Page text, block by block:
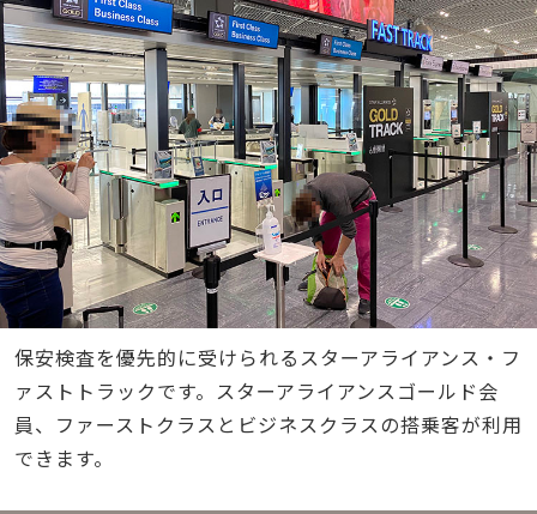
保安検査を優先的に受けられるスターアライアンス・フ
ァストトラックです。スターアライアンスゴールド会
員、ファーストクラスとビジネスクラスの搭乗客が利用
できます。